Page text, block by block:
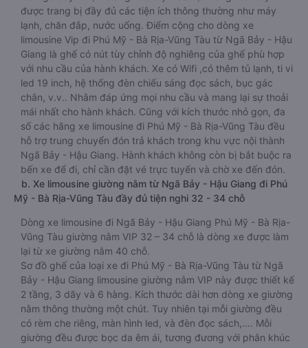
được trang bị đầy đủ các tiện ích thông thường như máy
lạnh, chăn đắp, nước uống. Điểm cộng cho dòng xe
limousine Vip đi Phú Mỹ - Bà Rịa-Vũng Tàu từ Ngã Bảy - Hậu
Giang là ghế có nút tùy chỉnh độ nghiêng của ghế phù hợp
với nhu cầu của hành khách. Xe có Wifi ,có thêm tủ lạnh, ti vi
led 19 inch, hệ thống đèn chiếu sáng đọc sách, bục gác
chân, v.v.. Nhằm đáp ứng mọi nhu cầu và mang lại sự thoải
mái nhất cho hành khách. Cũng với kích thước nhỏ gọn, đa
số các hãng xe limousine đi Phú Mỹ - Bà Rịa-Vũng Tàu đều
hỗ trợ trung chuyển đón trả khách trong khu vực nội thành
Ngã Bảy - Hậu Giang. Hành khách không còn bị bắt buộc ra
bến xe để đi, chỉ cần đặt vé trực tuyến và chờ xe đến đón.
b. Xe limousine giường nằm từ Ngã Bảy - Hậu Giang đi Phú
Mỹ - Bà Rịa-Vũng Tàu đầy đủ tiện nghi 32 - 34 chỗ
Dòng xe limousine đi Ngã Bảy - Hậu Giang Phú Mỹ - Bà Rịa-
Vũng Tàu giường nằm VIP 32 – 34 chỗ là dòng xe được làm
lại từ xe giường nằm 40 chỗ.
Sơ đồ ghế của loại xe đi Phú Mỹ - Bà Rịa-Vũng Tàu từ Ngã
Bảy - Hậu Giang limousine giường nằm VIP này được thiết kế
2 tầng, 3 dãy và 6 hàng. Kích thước dài hơn dòng xe giường
nằm thông thường một chút. Tuy nhiên tại mỗi giường đều
có rèm che riêng, màn hình led, và đèn đọc sách,…. Mỗi
giường đều được bọc da êm ái, tương đương với phân khúc